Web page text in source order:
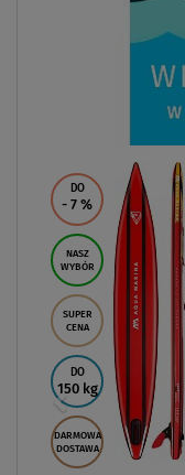
DO
- 7 %
NASZ
WYBÓR
SUPER
CENA
DO
150 kg
DARMOWA
DOSTAWA